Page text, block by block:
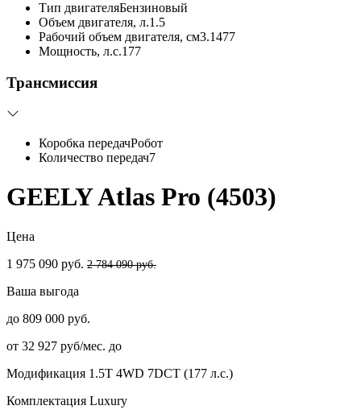
Тип двигателяБензиновый
Объем двигателя, л.1.5
Рабочий объем двигателя, см3.1477
Мощность, л.с.177
Трансмиссия
Коробка передачРобот
Количество передач7
GEELY Atlas Pro (4503)
Цена
1 975 090 руб. 2 784 090 руб.
Ваша выгода
до 809 000 руб.
от 32 927 руб/мес. до
Модификация 1.5T 4WD 7DCT (177 л.с.)
Комплектация Luxury